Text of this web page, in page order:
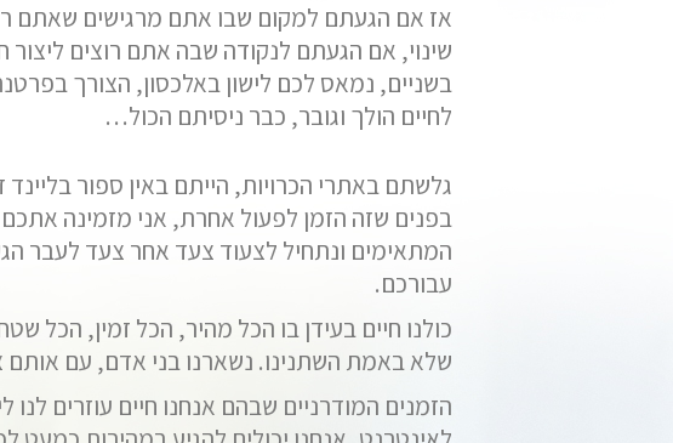
אז אם הגעתם למקום שבו אתם מרגישים שאתם
שינוי, אם הגעתם לנקודה שבה אתם רוצים ליצור
בשניים, נמאס לכם לישון באלכסון, הצורך
לחיים הולך וגובר, כבר ניסיתם הכול…
גלשתם באתרי הכרויות, הייתם באין ספור
בפנים שזה הזמן לפעול אחרת, אני מזמינה אתכם
המתאימים ונתחיל לצעוד צעד אחר צעד לעבר
עבורכם.
כולנו חיים בעידן בו הכל מהיר, הכל זמין,
שלא באמת השתנינו. נשארנו בני אדם, עם אותם
הזמנים המודרניים שבהם אנחנו חיים עוזרים לנו